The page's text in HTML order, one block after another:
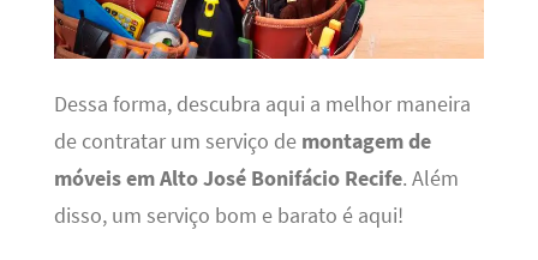
Dessa forma, descubra aqui a melhor maneira
de contratar um serviço de montagem de
móveis em Alto José Bonifácio Recife. Além
disso, um serviço bom e barato é aqui!